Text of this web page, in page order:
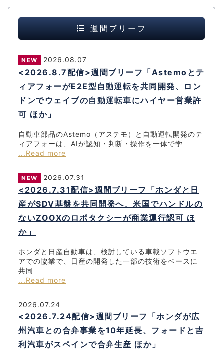
週間ブリーフ
NEW 2026.08.07
<2026.8.7配信>週間ブリーフ「Astemoとテ
ィアフォーがE2E型自動運転を共同開発、ロン
ドンでウェイブの自動運転車にハイヤー営業許
可 ほか」
自動車部品のAstemo（アステモ）と自動運転開発のテ
ィアフォーは、AIが認知・判断・操作を一体で学
...Read more
NEW 2026.07.31
<2026.7.31配信>週間ブリーフ「ホンダと日
産がSDV基盤を共同開発へ、米国でハンドルの
ないZOOXのロボタクシーが商業運行認可 ほ
か」
ホンダと日産自動車は、検討している車載ソフトウエ
アでの協業で、日産の開発した一部の技術をベースに
共同
...Read more
2026.07.24
<2026.7.24配信>週間ブリーフ「ホンダが広
州汽車との合弁事業を10年延長、フォードと吉
利汽車がスペインで合弁生産 ほか」